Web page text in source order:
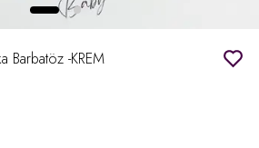
Barbatöz -KREM